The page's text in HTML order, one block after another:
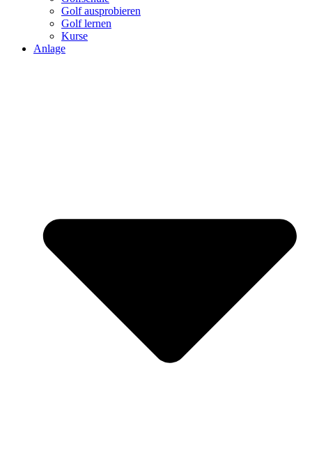
Golf ausprobieren
Golf lernen
Kurse
Anlage